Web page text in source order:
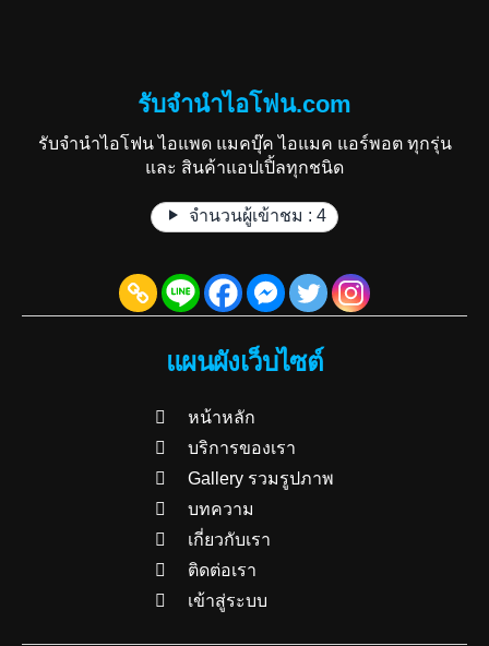
รับจำนำไอโฟน.com
รับจำนำไอโฟน ไอแพด แมคบุ๊ค ไอแมค แอร์พอต ทุกรุ่น
และ สินค้าแอปเปิ้ลทุกชนิด
จำนวนผู้เข้าชม : 4
แผนผังเว็บไซต์
หน้าหลัก
บริการของเรา
Gallery รวมรูปภาพ
บทความ
เกี่ยวกับเรา
ติดต่อเรา
เข้าสู่ระบบ